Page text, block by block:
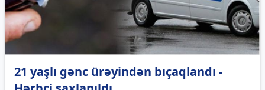
21 yaşlı gənc ürəyindən bıçaqlandı -